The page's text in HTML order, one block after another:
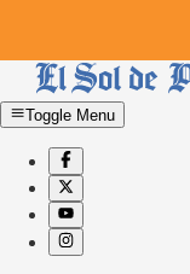
Toggle Menu